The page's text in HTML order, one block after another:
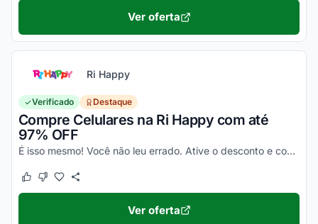
Ver oferta
Ri Happy
Verificado Destaque
Compre Celulares na Ri Happy com até
97% OFF
É isso mesmo! Você não leu errado. Ative o desconto e confira essa novidade!
Este cupom funcionou
Este cupom não funcionou
Ver oferta